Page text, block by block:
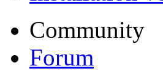
Community
Forum